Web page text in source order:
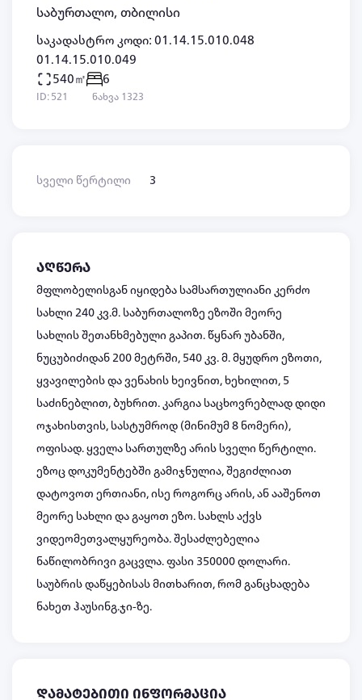
საბურთალო, თბილისი
საკადასტრო კოდი: 01.14.15.010.048
01.14.15.010.049
540㎡
6
ID: 521 ნახვა 1323
სველი წერტილი 3
აღწერა
მფლობელისგან იყიდება სამსართულიანი კერძო
სახლი 240 კვ.მ. საბურთალოზე ეზოში მეორე
სახლის შეთანხმებული გაპით. წყნარ უბანში,
ნუცუბიძიდან 200 მეტრში, 540 კვ. მ. მყუდრო ეზოთი,
ყვავილების და ვენახის ხეივნით, ხეხილით, 5
საძინებლით, ბუხრით. კარგია საცხოვრებლად დიდი
ოჯახისთვის, სასტუმროდ (მინიმუმ 8 ნომერი),
ოფისად. ყველა სართულზე არის სველი წერტილი.
ეზოც დოკუმენტებში გამიჯნულია, შეგიძლიათ
დატოვოთ ერთიანი, ისე როგორც არის, ან ააშენოთ
მეორე სახლი და გაყოთ ეზო. სახლს აქვს
ვიდეომეთვალყურეობა. შესაძლებელია
ნაწილობრივი გაცვლა. ფასი 350000 დოლარი.
საუბრის დაწყებისას მითხარით, რომ განცხადება
ნახეთ ჰაუსინგ.ჯი-ზე.
დამატებითი ინფორმაცია